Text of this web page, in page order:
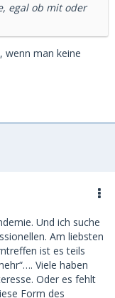
egal ob mit oder
wenn man keine
Und ich suche
Am liebsten
ist es teils
Viele haben
Oder es fehlt
Form des